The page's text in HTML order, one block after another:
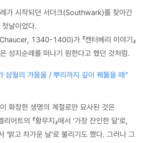
가 시작되던 서더크(Southwark)를 찾아간
날이었다.
1340-1400)가 『캔터베리 이야기』
성지순례를 떠나기 원한다고 했던 것처럼.
삼월의 가뭄을 / 뿌리까지 깊이 꿰뚫을 때”
화창한 생명의 계절로만 묘사된 것은
어트의 『황무지』에서 ‘가장 잔인한 달’로,
‘밝고 차가운 날’로 불리기도 했다. 그러나 그